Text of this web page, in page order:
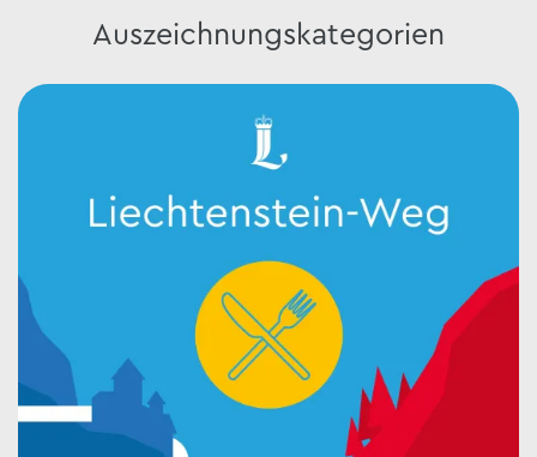
Auszeichnungskategorien